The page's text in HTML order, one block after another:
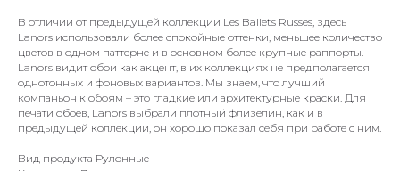
В отличии от предыдущей коллекции Les Ballets Russes, здесь
Lanors использовали более спокойные оттенки, меньшее количество
цветов в одном паттерне и в основном более крупные раппорты.
Lanors видит обои как акцент, в их коллекциях не предполагается
однотонных и фоновых вариантов. Мы знаем, что лучший
компаньон к обоям – это гладкие или архитектурные краски. Для
печати обоев, Lanors выбрали плотный флизелин, как и в
предыдущей коллекции, он хорошо показал себя при работе с ним.
Вид продукта Рулонные